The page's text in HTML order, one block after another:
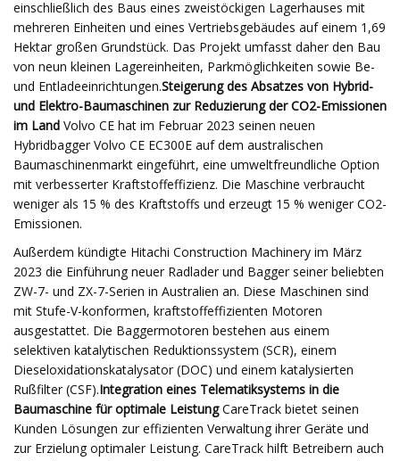
einschließlich des Baus eines zweistöckigen Lagerhauses mit
mehreren Einheiten und eines Vertriebsgebäudes auf einem 1,69
Hektar großen Grundstück. Das Projekt umfasst daher den Bau
von neun kleinen Lagereinheiten, Parkmöglichkeiten sowie Be-
und Entladeeinrichtungen.Steigerung des Absatzes von Hybrid-
und Elektro-Baumaschinen zur Reduzierung der CO2-Emissionen
im Land Volvo CE hat im Februar 2023 seinen neuen
Hybridbagger Volvo CE EC300E auf dem australischen
Baumaschinenmarkt eingeführt, eine umweltfreundliche Option
mit verbesserter Kraftstoffeffizienz. Die Maschine verbraucht
weniger als 15 % des Kraftstoffs und erzeugt 15 % weniger CO2-
Emissionen.
Außerdem kündigte Hitachi Construction Machinery im März
2023 die Einführung neuer Radlader und Bagger seiner beliebten
ZW-7- und ZX-7-Serien in Australien an. Diese Maschinen sind
mit Stufe-V-konformen, kraftstoffeffizienten Motoren
ausgestattet. Die Baggermotoren bestehen aus einem
selektiven katalytischen Reduktionssystem (SCR), einem
Dieseloxidationskatalysator (DOC) und einem katalysierten
Rußfilter (CSF).Integration eines Telematiksystems in die
Baumaschine für optimale LeistungCareTrack bietet seinen
Kunden Lösungen zur effizienten Verwaltung ihrer Geräte und
zur Erzielung optimaler Leistung. CareTrack hilft Betreibern auch